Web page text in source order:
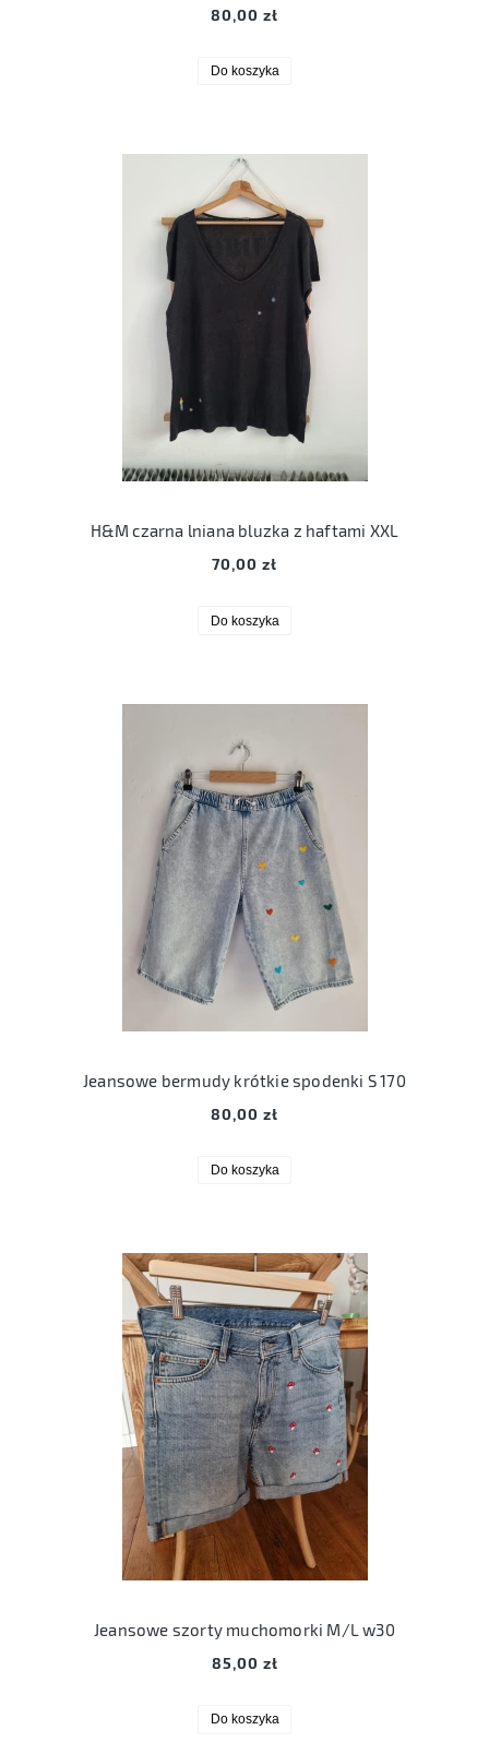
80,00 zł
Do koszyka
H&M czarna lniana bluzka z haftami XXL
70,00 zł
Do koszyka
Jeansowe bermudy krótkie spodenki S 170
80,00 zł
Do koszyka
Jeansowe szorty muchomorki M/L w30
85,00 zł
Do koszyka